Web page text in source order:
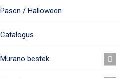
Pasen / Halloween
Catalogus
Murano bestek